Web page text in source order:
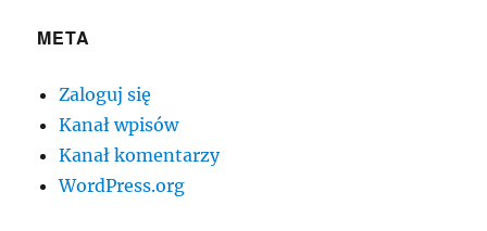
META
Zaloguj się
Kanał wpisów
Kanał komentarzy
WordPress.org